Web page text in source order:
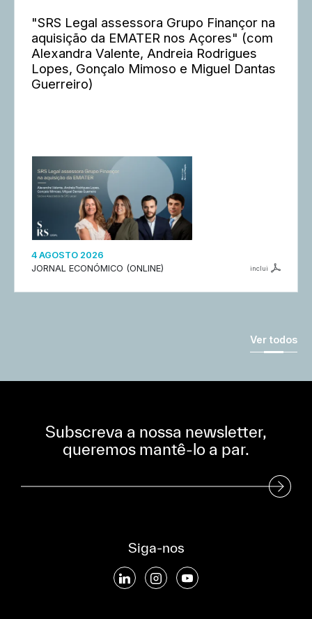
"SRS Legal assessora Grupo Finançor na
aquisição da EMATER nos Açores" (com
Alexandra Valente, Andreia Rodrigues
Lopes, Gonçalo Mimoso e Miguel Dantas
Guerreiro)
4 AGOSTO 2026
JORNAL ECONÓMICO (ONLINE)
inclui
Ver todos
Subscreva a nossa newsletter,
queremos mantê-lo a par.
Subscreva a nossa Newsletter
Siga-nos